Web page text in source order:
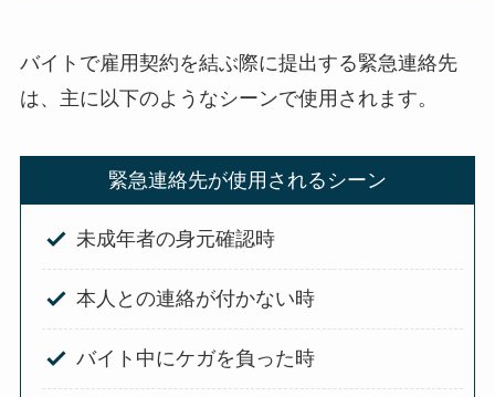
バイトで雇用契約を結ぶ際に提出する緊急連絡先
は、主に以下のようなシーンで使用されます。
緊急連絡先が使用されるシーン
未成年者の身元確認時
本人との連絡が付かない時
バイト中にケガを負った時